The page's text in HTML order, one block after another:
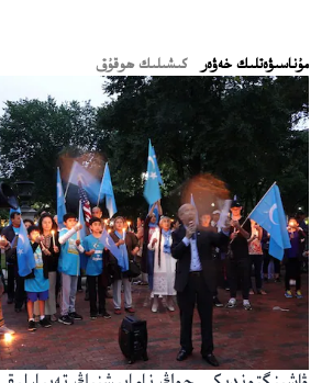
ﻣﯘﻧﺎﺳﯩﯟﻩﺗﻠﯩﻚ ﺧﻪﯞﻩﺭ كىشىلىك ھوقۇق